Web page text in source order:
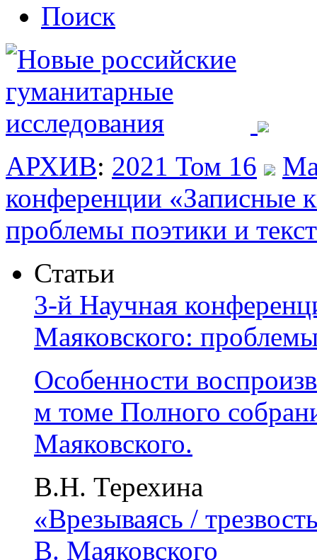
Поиск
АРХИВ: 2021 Том 16
конференции «Записные
проблемы поэтики и
Статьи
3-й Научная
Маяковского:
Особенности
м томе Полного
Маяковского.
В.Н. Терехина
«Врезываясь /
В. Маяковского